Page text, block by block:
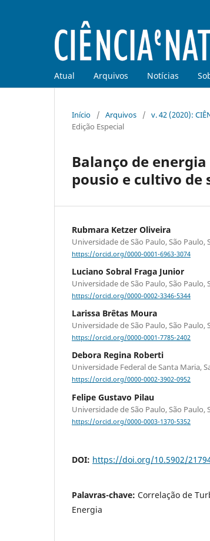
Atual Arquivos Notícias
Início / Arquivos / v. 42 (2020):
Edição Especial
Balanço de
pousio e cultivo de
Rubmara Ketzer Oliveira
Universidade de São Paulo, São Paulo,
https://orcid.org/0000-0001-6963-3074
Luciano Sobral Fraga Junior
Universidade de São Paulo, São Paulo,
https://orcid.org/0000-0002-3346-5344
Larissa Brêtas Moura
Universidade de São Paulo, São Paulo,
https://orcid.org/0000-0001-7785-2402
Debora Regina Roberti
Universidade Federal de Santa Maria,
https://orcid.org/0000-0002-3902-0952
Felipe Gustavo Pilau
Universidade de São Paulo, São Paulo,
https://orcid.org/0000-0003-1370-5352
DOI: https://doi.org/10.5902/
Palavras-chave: Correlação de
Energia